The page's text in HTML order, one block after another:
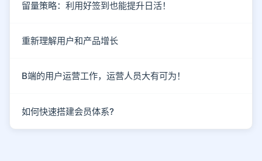
留量策略：利用好签到也能提升日活！
重新理解用户和产品增长
B端的用户运营工作，运营人员大有可为！
如何快速搭建会员体系?